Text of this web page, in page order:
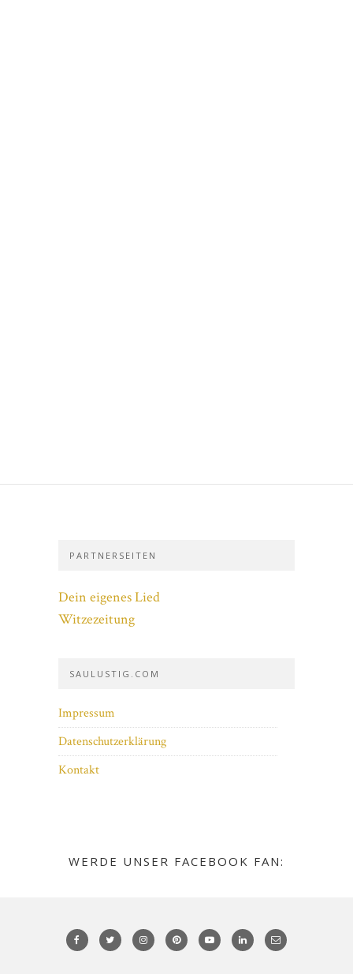
PARTNERSEITEN
Dein eigenes Lied
Witzezeitung
SAULUSTIG.COM
Impressum
Datenschutzerklärung
Kontakt
WERDE UNSER FACEBOOK FAN: